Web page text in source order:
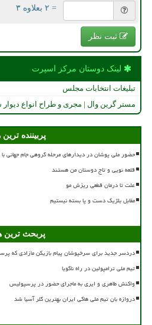
= ۲ بعلاوه ۳
ثبت نظر
لینک دوستان مركز اسپرت
تبلیغات انتخابات مجلس
مستر گرین وال | مجری و طراح انواع دیوار
پربیننده ترین
حضور ملی پوشان در دیدارهای مرحله گروهی جام جهانی
قلعه نویی و تاج دوستان من هستند
علت تا درمان قطعی ریزش مو
مقابل بلژیک دست و پا بسته نیستیم
پربحث ترین
دردسر جدید برای سرخپوشان پیام بازیکن مازادی که
تیم ملی ترامپولین در راه ناگویا
واکنش طاهری و ایری به ماجرای حضور در پرسپولیس
دروازه بان تیم ملی هاکی ایران بهترین گلر آسیا شد